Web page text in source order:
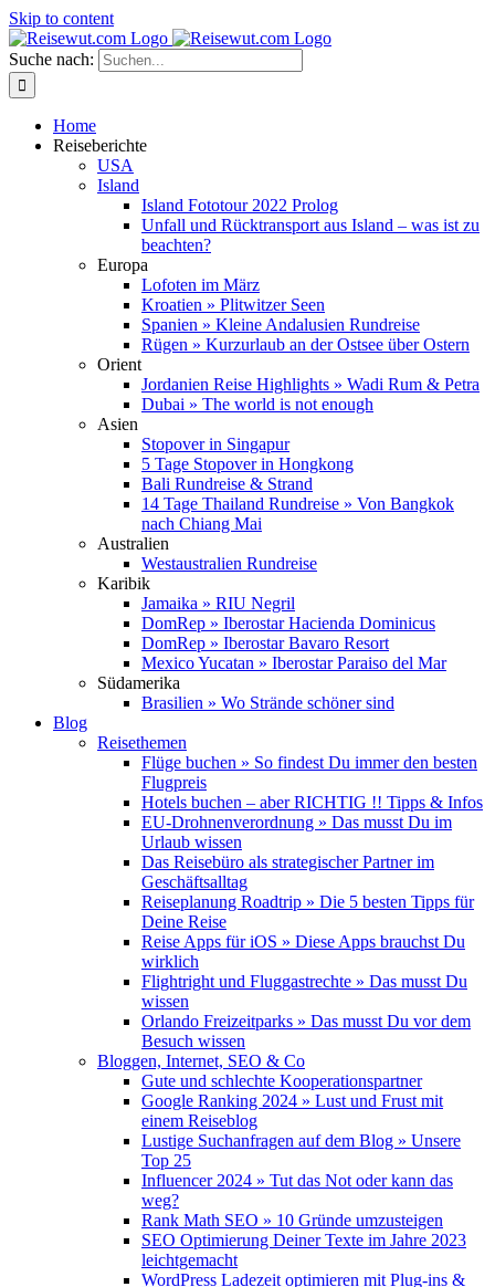
Skip to content
Suche nach:
Home
Reiseberichte
USA
Island
Island Fototour 2022 Prolog
Unfall und Rücktransport aus Island – was ist zu
beachten?
Europa
Lofoten im März
Kroatien » Plitwitzer Seen
Spanien » Kleine Andalusien Rundreise
Rügen » Kurzurlaub an der Ostsee über Ostern
Orient
Jordanien Reise Highlights » Wadi Rum & Petra
Dubai » The world is not enough
Asien
Stopover in Singapur
5 Tage Stopover in Hongkong
Bali Rundreise & Strand
14 Tage Thailand Rundreise » Von Bangkok
nach Chiang Mai
Australien
Westaustralien Rundreise
Karibik
Jamaika » RIU Negril
DomRep » Iberostar Hacienda Dominicus
DomRep » Iberostar Bavaro Resort
Mexico Yucatan » Iberostar Paraiso del Mar
Südamerika
Brasilien » Wo Strände schöner sind
Blog
Reisethemen
Flüge buchen » So findest Du immer den besten
Flugpreis
Hotels buchen – aber RICHTIG !! Tipps & Infos
EU-Drohnenverordnung » Das musst Du im
Urlaub wissen
Das Reisebüro als strategischer Partner im
Geschäftsalltag
Reiseplanung Roadtrip » Die 5 besten Tipps für
Deine Reise
Reise Apps für iOS » Diese Apps brauchst Du
wirklich
Flightright und Fluggastrechte » Das musst Du
wissen
Orlando Freizeitparks » Das musst Du vor dem
Besuch wissen
Bloggen, Internet, SEO & Co
Gute und schlechte Kooperationspartner
Google Ranking 2024 » Lust und Frust mit
einem Reiseblog
Lustige Suchanfragen auf dem Blog » Unsere
Top 25
Influencer 2024 » Tut das Not oder kann das
weg?
Rank Math SEO » 10 Gründe umzusteigen
SEO Optimierung Deiner Texte im Jahre 2023
leichtgemacht
WordPress Ladezeit optimieren mit Plug-ins &